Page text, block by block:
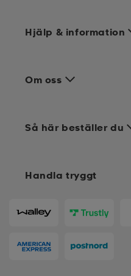
Hjälp & information
Om oss
Handla tryggt
Så här beställer du